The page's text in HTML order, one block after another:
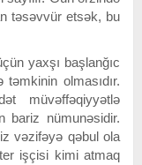
təsəvvür etsək, bu
yaxşı başlanğıc
olmasıdır.
müvəffəqiyyətlə
bariz nümunəsidir.
vəzifəyə qəbul ola
işçisi kimi atmaq